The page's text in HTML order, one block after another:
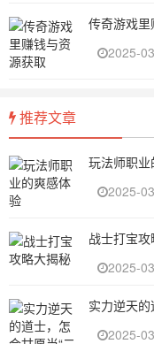
传奇游戏
2025-
推荐文章
玩法师职
2025-
战士打宝
2025-
实力逆天的
2025-